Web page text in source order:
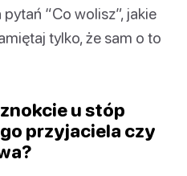
“Co wolisz”, jakie
tylko, że sam o to
u stóp
przyjaciela czy